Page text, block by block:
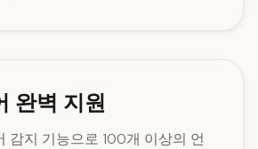
완벽 지원
감지 기능으로 100개 이상의 언